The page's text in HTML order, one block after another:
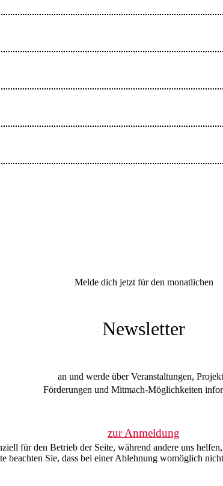
Melde dich jetzt für den monatlichen
Newsletter
an und werde über Veranstaltungen,
Förderungen und Mitmach-Möglichkeiten
zur Anmeldung
für den Betrieb der Seite, während andere uns
beachten Sie, dass bei einer Ablehnung womöglich